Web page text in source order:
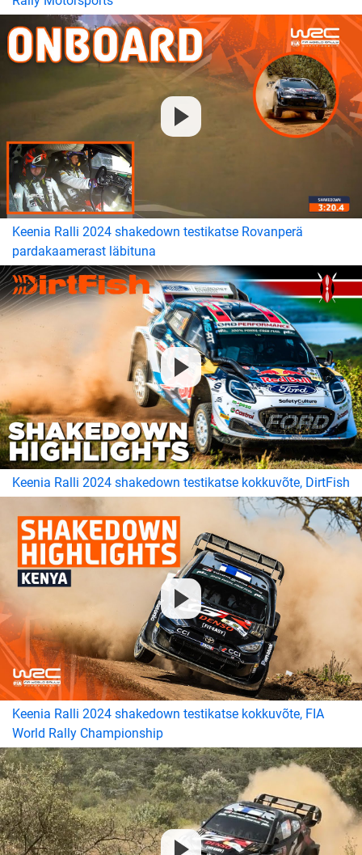
Keenia Ralli 2024 shakedown testikatse Rovanperä
pardakaamerast läbituna
Keenia Ralli 2024 shakedown testikatse kokkuvõte, DirtFish
Keenia Ralli 2024 shakedown testikatse kokkuvõte, FIA
World Rally Championship